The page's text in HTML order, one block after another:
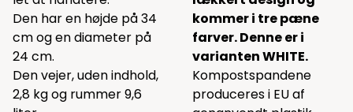
Den har en højde på 34
cm og en diameter på
24 cm.
Den vejer, uden indhold,
2,8 kg og rummer 9,6
kommer i tre pæne
farver. Denne er i
varianten WHITE.
Kompostspandene
produceres i EU af